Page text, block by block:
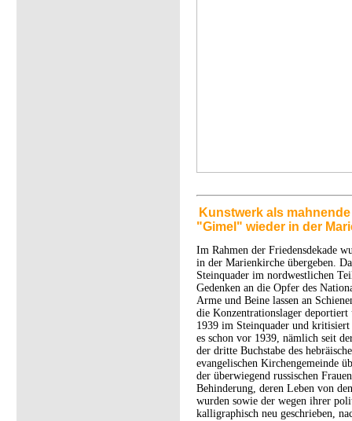
Kunstwerk als
"Gimel" wieder in der
Im Rahmen der Friedensdekade
in der Marienkirche übergeben.
Steinquader im nordwestlichen
Gedenken an die Opfer des
Arme und Beine lassen an
die Konzentrationslager
1939 im Steinquader und kritisiert
es schon vor 1939, nämlich seit
der dritte Buchstabe des
evangelischen Kirchengemeinde
der überwiegend russischen
Behinderung, deren Leben von
wurden sowie der wegen ihrer
kalligraphisch neu geschrieben,